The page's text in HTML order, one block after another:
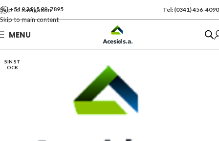
Skip to navigation
Skip to main content
+54 9 3415 99-7895 Tel: (0341) 456-4090
MENU
SIN ST
OCK
Se vende por Und